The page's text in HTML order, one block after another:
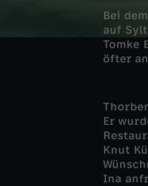
Bei
auf
Tomke
öfter
Er
Knut
Ina